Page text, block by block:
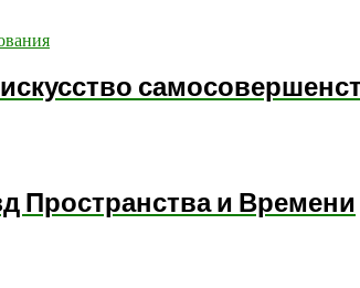
Пространства и Времени